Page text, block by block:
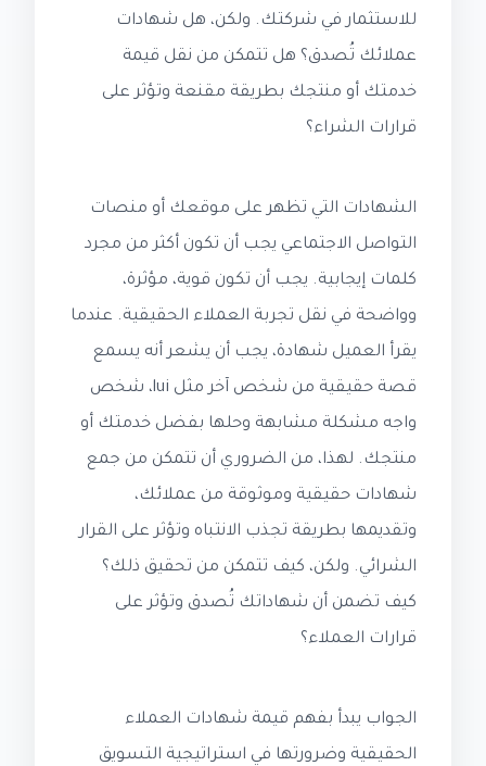
للاستثمار في شركتك. ولكن، هل شهادات
عملائك تُصدق؟ هل تتمكن من نقل قيمة
خدمتك أو منتجك بطريقة مقنعة وتؤثر على
قرارات الشراء؟
الشهادات التي تظهر على موقعك أو منصات
التواصل الاجتماعي يجب أن تكون أكثر من مجرد
كلمات إيجابية. يجب أن تكون قوية، مؤثرة،
وواضحة في نقل تجربة العملاء الحقيقية. عندما
يقرأ العميل شهادة، يجب أن يشعر أنه يسمع
قصة حقيقية من شخص آخر مثل lui، شخص
واجه مشكلة مشابهة وحلها بفضل خدمتك أو
منتجك. لهذا، من الضروري أن تتمكن من جمع
شهادات حقيقية وموثوقة من عملائك،
وتقديمها بطريقة تجذب الانتباه وتؤثر على القرار
الشرائي. ولكن، كيف تتمكن من تحقيق ذلك؟
كيف تضمن أن شهاداتك تُصدق وتؤثر على
قرارات العملاء؟
الجواب يبدأ بفهم قيمة شهادات العملاء
الحقيقية وضرورتها في استراتيجية التسويق